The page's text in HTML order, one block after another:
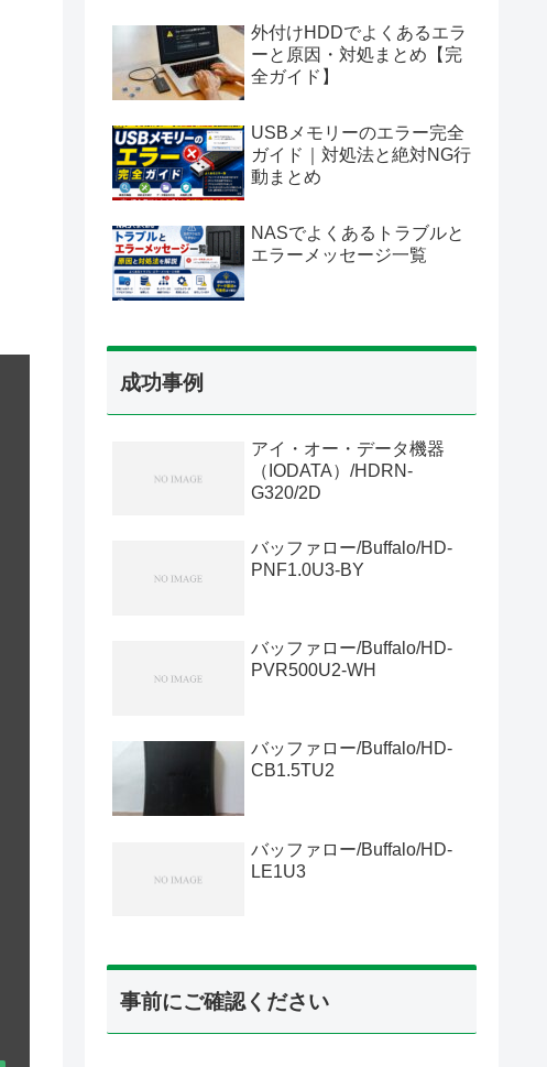
外付けHDDでよくあるエラ
ーと原因・対処まとめ【完
全ガイド】
USBメモリーのエラー完全
ガイド｜対処法と絶対NG行
動まとめ
NASでよくあるトラブルと
エラーメッセージ一覧
成功事例
アイ・オー・データ機器
（IODATA）/HDRN-
G320/2D
バッファロー/Buffalo/HD-
PNF1.0U3-BY
バッファロー/Buffalo/HD-
PVR500U2-WH
バッファロー/Buffalo/HD-
CB1.5TU2
バッファロー/Buffalo/HD-
LE1U3
事前にご確認ください